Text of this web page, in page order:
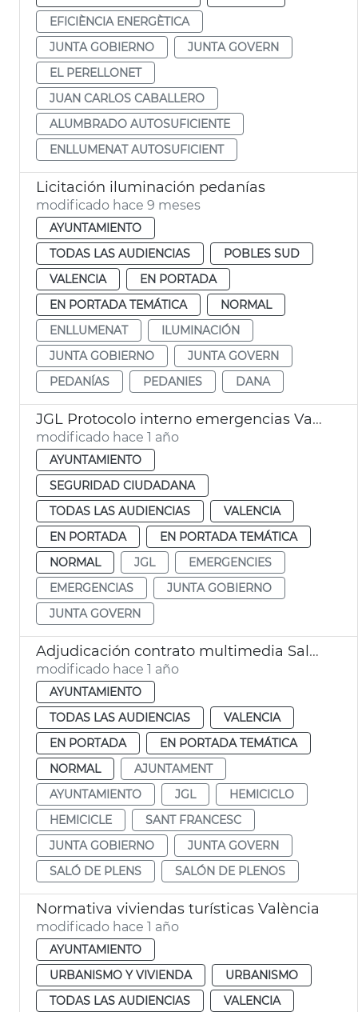
EFICIÈNCIA ENERGÈTICA
JUNTA GOBIERNO
JUNTA GOVERN
EL PERELLONET
JUAN CARLOS CABALLERO
ALUMBRADO AUTOSUFICIENTE
ENLLUMENAT AUTOSUFICIENT
Licitación iluminación pedanías
modificado hace 9 meses
AYUNTAMIENTO
TODAS LAS AUDIENCIAS
POBLES SUD
VALENCIA
EN PORTADA
EN PORTADA TEMÁTICA
NORMAL
ENLLUMENAT
ILUMINACIÓN
JUNTA GOBIERNO
JUNTA GOVERN
PEDANÍAS
PEDANIES DANA
JGL Protocolo interno emergencias València
modificado hace 1 año
AYUNTAMIENTO
SEGURIDAD CIUDADANA
TODAS LAS AUDIENCIAS
VALENCIA
EN PORTADA
EN PORTADA TEMÁTICA
NORMAL
JGL
EMERGENCIES
EMERGENCIAS
JUNTA GOBIERNO
JUNTA GOVERN
Adjudicación contrato multimedia Salón de Plenos Ayuntamiento València
modificado hace 1 año
AYUNTAMIENTO
TODAS LAS AUDIENCIAS
VALENCIA
EN PORTADA
EN PORTADA TEMÁTICA
NORMAL
AJUNTAMENT
AYUNTAMIENTO
JGL
HEMICICLO
HEMICICLE
SANT FRANCESC
JUNTA GOBIERNO
JUNTA GOVERN
SALÓ DE PLENS
SALÓN DE PLENOS
Normativa viviendas turísticas València
modificado hace 1 año
AYUNTAMIENTO
URBANISMO Y VIVIENDA
URBANISMO
TODAS LAS AUDIENCIAS
VALENCIA